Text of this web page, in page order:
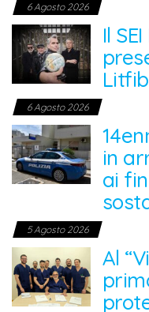
6 Agosto 2026
Il
6 Agosto 2026
in
ai
5 Agosto 2026
Al